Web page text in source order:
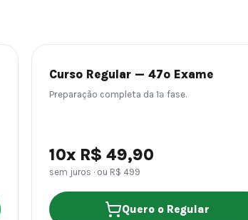
Curso Regular — 47º Exame
Preparação completa da 1ª fase.
10x R$ 49,90
sem juros · ou R$ 499
Quero o Regular